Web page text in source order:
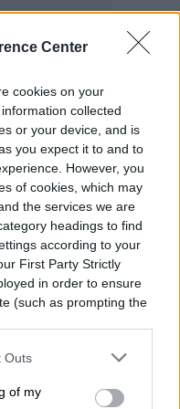
Center
cookies on your
collected
or your device, and is
you expect it to and to
However, you
of cookies, which may
the services we are
headings to find
according to your
First Party Strictly
in order to ensure
(such as prompting the
Outs
of my
cuentan con
es superior a
de sus
Pro+ tiene una
que el 15
de 45 W.
15 Pros como